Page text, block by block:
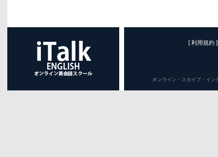
[ 利用規約 ]
オンライン・スカイプ・イ